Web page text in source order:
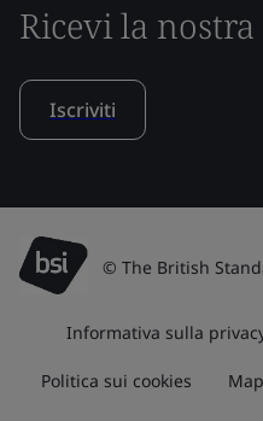
Ricevi la
Iscriviti
© The British
Informativa sulla
Politica sui cookies